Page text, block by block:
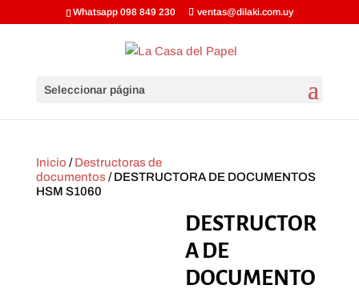
Whatsapp 098 849 230 ventas@dilaki.com.uy
Seleccionar página
Inicio /Destructoras de
documentos/ DESTRUCTORA DE DOCUMENTOS
HSM S1060
DESTRUCTOR
A DE
DOCUMENTO